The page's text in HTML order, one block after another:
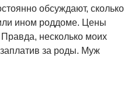
обсуждают, сколько
ином роддоме. Цены
несколько моих
за роды. Муж